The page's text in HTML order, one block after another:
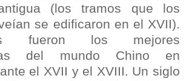
(los tramos que los
se edificaron en el XVII).
fueron los mejores
del mundo Chino en
el XVII y el XVIII. Un siglo